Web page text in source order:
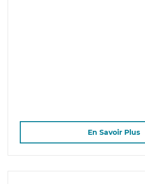
En Savoir Plus